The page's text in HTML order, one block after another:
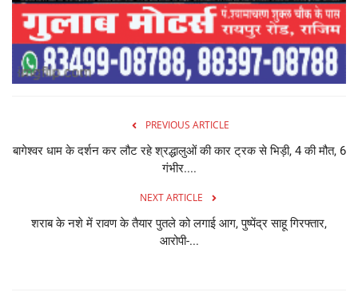
PREVIOUS ARTICLE
बागेश्वर धाम के दर्शन कर लौट रहे श्रद्धालुओं की कार ट्रक से भिड़ी, 4 की मौत, 6
गंभीर....
NEXT ARTICLE
शराब के नशे में रावण के तैयार पुतले को लगाई आग, पुष्पेंद्र साहू गिरफ्तार,
आरोपी-...